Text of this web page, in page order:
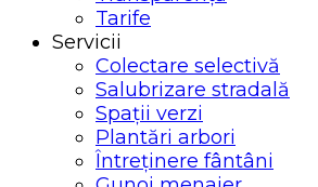
Tarife
Servicii
Colectare selectivă
Salubrizare stradală
Spații verzi
Plantări arbori
Întreținere fântâni